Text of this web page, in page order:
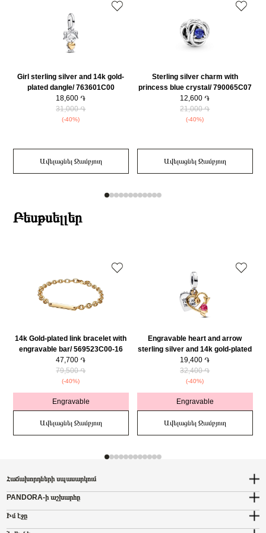
Girl sterling silver and 14k gold-
plated dangle/ 763601C00
18,600 ֏
31,000 ֏
(-40%)
Ավելացնել Զամբյուղ
Sterling silver charm with
princess blue crystal/ 790065C07
12,600 ֏
21,000 ֏
(-40%)
Ավելացնել Զամբյուղ
Բեսթսելլեր
14k Gold-plated link bracelet with
engravable bar/ 569523C00-16
47,700 ֏
79,500 ֏
(-40%)
Engravable
Ավելացնել Զամբյուղ
Engravable heart and arrow
sterling silver and 14k gold-plated
double dangle with red cubic
zirconia/ 763622C01
19,400 ֏
32,400 ֏
(-40%)
Engravable
Ավելացնել Զամբյուղ
Հաճախորդների սպասարկում
PANDORA-ի աշխարհը
Իմ էջը